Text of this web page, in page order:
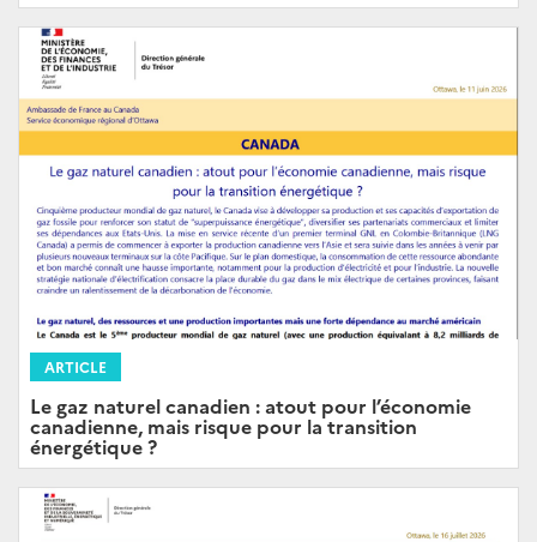
ARTICLE
Le gaz naturel canadien : atout pour l’économie
canadienne, mais risque pour la transition
énergétique ?